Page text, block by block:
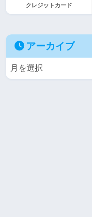
クレジットカード
アーカイブ